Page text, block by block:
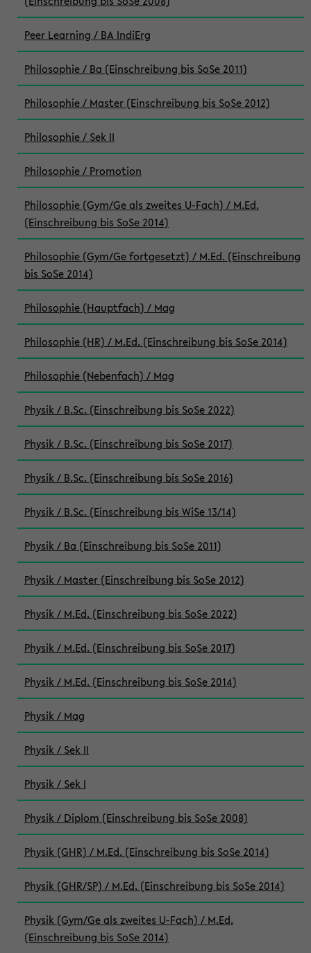
Peer Learning / BA IndiErg
Philosophie / Ba (Einschreibung bis SoSe 2011)
Philosophie / Master (Einschreibung bis SoSe 2012)
Philosophie / Sek II
Philosophie / Promotion
Philosophie (Gym/Ge als zweites U-Fach) / M.Ed.
(Einschreibung bis SoSe 2014)
Philosophie (Gym/Ge fortgesetzt) / M.Ed. (Einschreibung
bis SoSe 2014)
Philosophie (Hauptfach) / Mag
Philosophie (HR) / M.Ed. (Einschreibung bis SoSe 2014)
Philosophie (Nebenfach) / Mag
Physik / B.Sc. (Einschreibung bis SoSe 2022)
Physik / B.Sc. (Einschreibung bis SoSe 2017)
Physik / B.Sc. (Einschreibung bis SoSe 2016)
Physik / B.Sc. (Einschreibung bis WiSe 13/14)
Physik / Ba (Einschreibung bis SoSe 2011)
Physik / Master (Einschreibung bis SoSe 2012)
Physik / M.Ed. (Einschreibung bis SoSe 2022)
Physik / M.Ed. (Einschreibung bis SoSe 2017)
Physik / M.Ed. (Einschreibung bis SoSe 2014)
Physik / Mag
Physik / Sek II
Physik / Sek I
Physik / Diplom (Einschreibung bis SoSe 2008)
Physik (GHR) / M.Ed. (Einschreibung bis SoSe 2014)
Physik (GHR/SP) / M.Ed. (Einschreibung bis SoSe 2014)
Physik (Gym/Ge als zweites U-Fach) / M.Ed.
(Einschreibung bis SoSe 2014)